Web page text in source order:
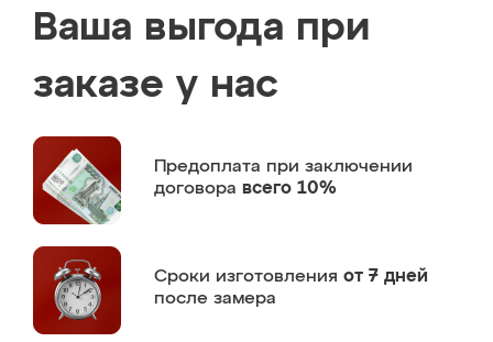
Ваша выгода при
заказе у нас
Предоплата при заключении
договора всего 10%
Сроки изготовления от 7 дней
после замера